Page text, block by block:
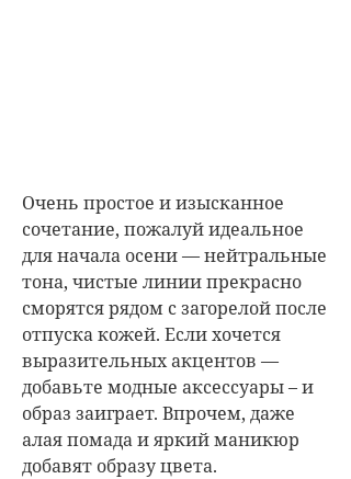
Очень простое и изысканное
сочетание, пожалуй идеальное
для начала осени — нейтральные
тона, чистые линии прекрасно
сморятся рядом с загорелой после
отпуска кожей. Если хочется
выразительных акцентов —
добавьте модные аксессуары – и
образ заиграет. Впрочем, даже
алая помада и яркий маникюр
добавят образу цвета.